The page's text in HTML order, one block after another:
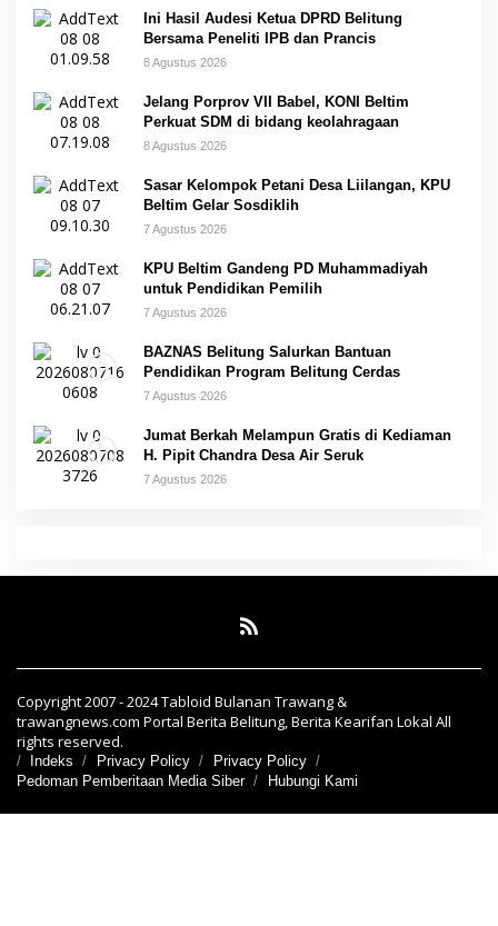
Ini Hasil Audesi Ketua DPRD Belitung
Bersama Peneliti IPB dan Prancis
8 Agustus 2026
Jelang Porprov VII Babel, KONI Beltim
Perkuat SDM di bidang keolahragaan
8 Agustus 2026
Sasar Kelompok Petani Desa Liilangan, KPU
Beltim Gelar Sosdiklih
7 Agustus 2026
KPU Beltim Gandeng PD Muhammadiyah
untuk Pendidikan Pemilih
7 Agustus 2026
BAZNAS Belitung Salurkan Bantuan
Pendidikan Program Belitung Cerdas
7 Agustus 2026
Jumat Berkah Melampun Gratis di Kediaman
H. Pipit Chandra Desa Air Seruk
7 Agustus 2026
Copyright 2007 - 2024 Tabloid Bulanan Trawang &
trawangnews.com Portal Berita Belitung, Berita Kearifan Lokal All
rights reserved.
Indeks Privacy Policy
Privacy Policy
Pedoman Pemberitaan Media Siber
Hubungi Kami